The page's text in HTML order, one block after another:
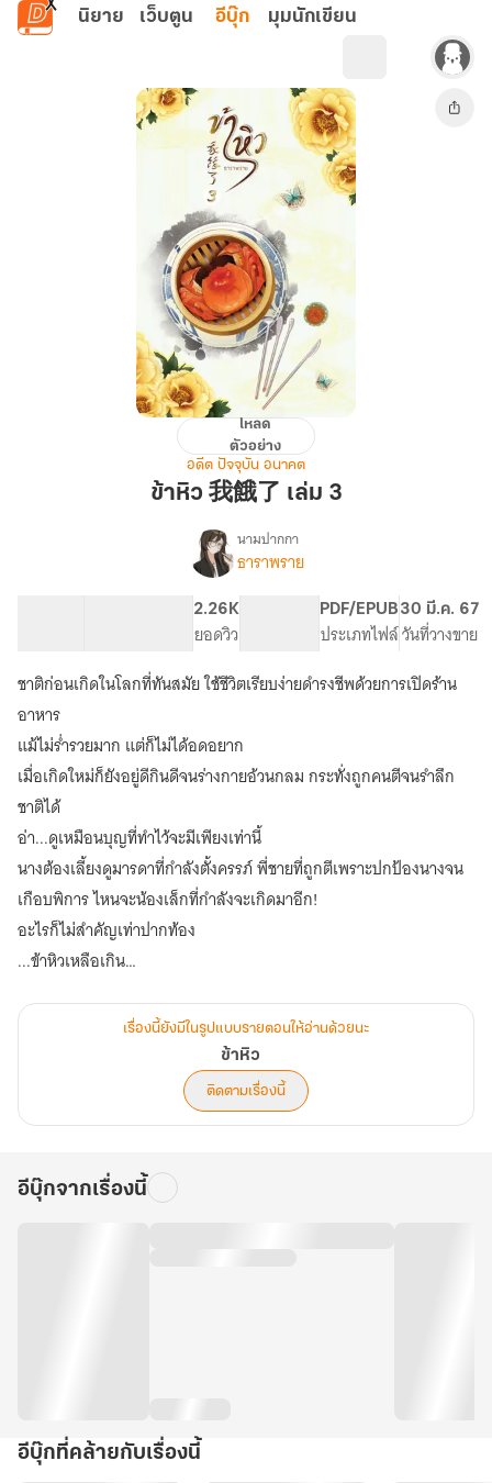
ข้ามไปยังเนื้อหาหลัก
นิยาย เว็บตูน อีบุ๊ก มุมนักเขียน
我
โหลด
ตัวอย่าง
อดีต ปัจจุบัน อนาคต
ข้าหิว 我餓了 เล่ม 3
เรื่อง
นามปากกา
ธาราพราย
2.26K
ยอดวิว
PDF/EPUB
ประเภทไฟล์
30 มี.ค. 67
วันที่วางขาย
ชาติก่อนเกิดในโลกที่ทันสมัย ใช้ชีวิตเรียบง่ายดำรงชีพด้วยการเปิดร้าน
อาหาร
แม้ไม่ร่ำรวยมาก แต่ก็ไม่ได้อดอยาก
เมื่อเกิดใหม่ก็ยังอยู่ดีกินดีจนร่างกายอ้วนกลม กระทั่งถูกคนตีจนรำลึก
ชาติได้
อ่า...ดูเหมือนบุญที่ทำไว้จะมีเพียงเท่านี้
นางต้องเลี้ยงดูมารดาที่กำลังตั้งครรภ์ พี่ชายที่ถูกตีเพราะปกป้องนางจน
เกือบพิการ ไหนจะน้องเล็กที่กำลังจะเกิดมาอีก!
อะไรก็ไม่สำคัญเท่าปากท้อง
...ข้าหิวเหลือเกิน
เล่ม 3 ตั้งแต่ ตอนที่ 34 เทศกาลหนุ่มเลี้ยงวัวกับสาวทอผ้า - ตอนที่ 48 จู
เรื่องนี้ยังมีในรูปแบบรายตอนให้อ่านด้วยนะ
ข้าหิว
ติดตามเรื่องนี้
อีบุ๊กจากเรื่องนี้
อีบุ๊กที่คล้ายกับเรื่องนี้